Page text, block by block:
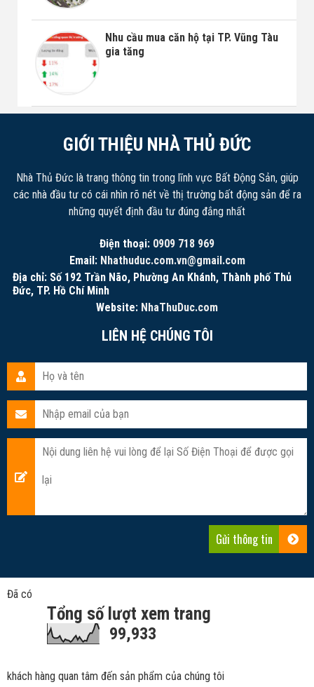
Nhu cầu mua căn hộ tại TP. Vũng Tàu
gia tăng
GIỚI THIỆU NHÀ THỦ ĐỨC
Nhà Thủ Đức là trang thông tin trong lĩnh vực Bất Động Sản, giúp
các nhà đầu tư có cái nhìn rõ nét về thị trường bất động sản để ra
những quyết định đầu tư đúng đắng nhất
Điện thoại: 0909 718 969
Email: Nhathuduc.com.vn@gmail.com
Địa chỉ: Số 192 Trần Não, Phường An Khánh, Thành phố Thủ
Đức, TP. Hồ Chí Minh
Website: NhaThuDuc.com
LIÊN HỆ CHÚNG TÔI
Đã có
Tổng số lượt xem trang
99,933
khách hàng quan tâm đến sản phẩm của chúng tôi